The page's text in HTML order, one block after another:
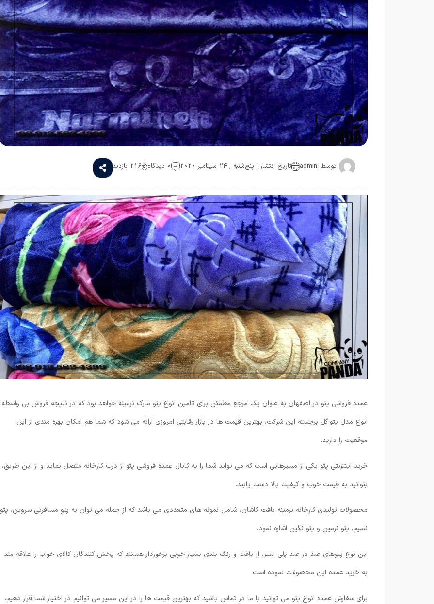
توسط :admin تاریخ انتشار : پنج‌شنبه , 24 سپتامبر 2020 0 دیدگاه 216 بازدید
عمده فروشی پتو در اصفهان به عنوان یک مرجع مطمئن برای تامین انواع پتو مارک نرمینه خواهد بود که در نتیجه فروش بی واسطه
انواع مدل پتو گل برجسته این شرکت، بهترین قیمت ها در بازار رقابتی امروزی ارائه می شود که شما هم امکان بهره مندی از این
موقعیت را دارید.
خرید اینترنتی پتو یکی از مسیرهایی است که می تواند شما را به کانال عمده فروشی پتو از درب کارخانه متصل نماید و از این طریق،
بتوانید به قیمت خوب و کیفیت بالا دست یابید.
محصولات تولیدی کارخانه نرمینه بافت کاشان، شامل نمونه های متعددی می باشد که از جمله می توان به پتو مسافرتی سروین، پتو
نسیم، پتو نرمین و پتو نگین اشاره نمود.
این نوع پتوهای صد در صد پلی استر، از بافت و رنگ بندی بسیار خوبی برخوردار هستند که پخش کنندگان کالای خواب را علاقه مند
به خرید عمده این محصولات نموده است.
برای سفارش عمده انواع پتو می توانید با ما در تماس باشید که بهترین قیمت ها را در این مسیر می توانیم در اختیار شما قرار دهیم.